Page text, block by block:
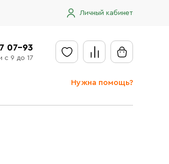
Личный кабинет
07-93
с 9 до 17
Нужна помощь?
Отправить заявку